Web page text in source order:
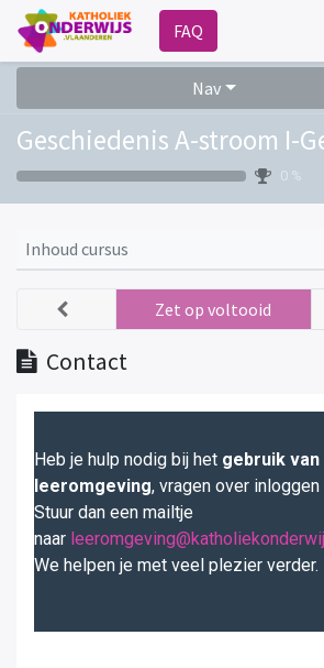
FAQ
Nav
Geschiedenis A-stroom I-
0 %
Inhoud cursus
Contact
Zet op voltooid
Heb je hulp nodig bij het gebruik van
leeromgeving, vragen over
Stuur dan een mailtje
naar
We helpen je met veel plezier verder.